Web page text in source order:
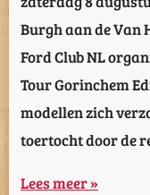
Burgh aan de Van
Ford Club NL
Tour Gorinchem
modellen zich
toertocht door de
Lees meer »